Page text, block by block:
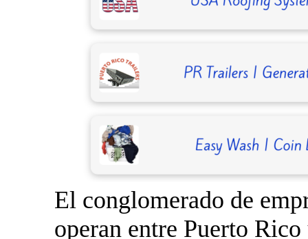
El conglomerado de
operan entre Puerto